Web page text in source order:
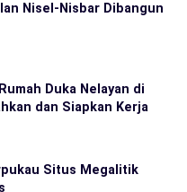
Nisel-Nisbar Dibangun
Duka Nelayan di
dan Siapkan Kerja
Situs Megalitik